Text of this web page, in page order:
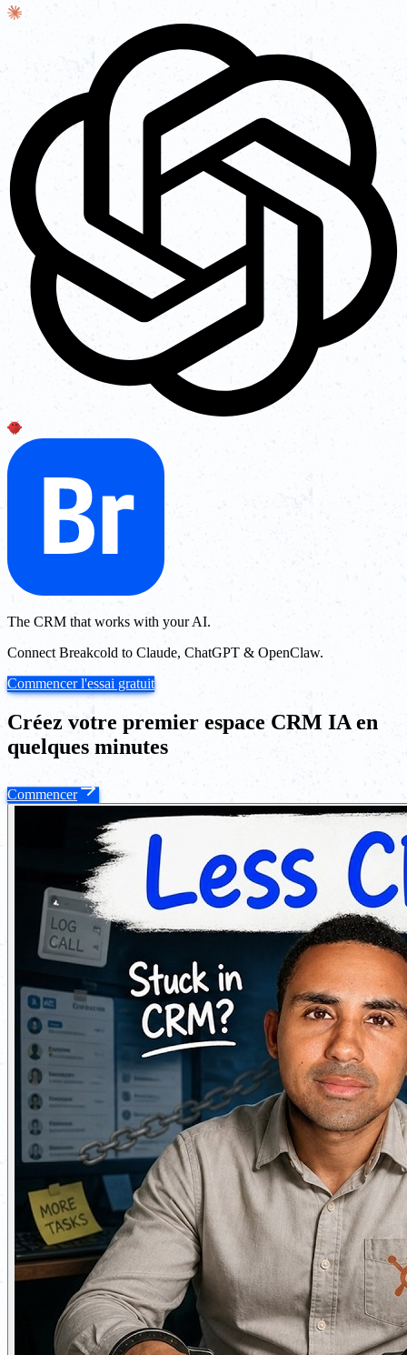
The CRM that works with your AI.
Connect Breakcold to Claude, ChatGPT & OpenClaw.
Commencer l'essai gratuit
Créez votre premier espace CRM IA en
quelques minutes
Commencer